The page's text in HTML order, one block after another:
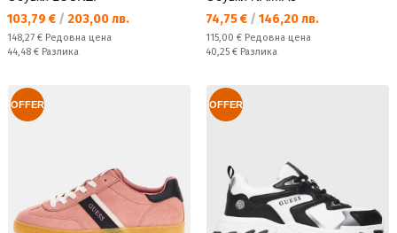
Текуща цена:
103,79 € / 203,00 лв.
Редовна цена:
148,27 € Редовна цена
Спестявате:
44,48 € Разлика
Текуща цена:
74,75 € / 146,20 лв.
Редовна цена:
115,00 € Редовна цена
Спестявате:
40,25 € Разлика
OFFER OFFER